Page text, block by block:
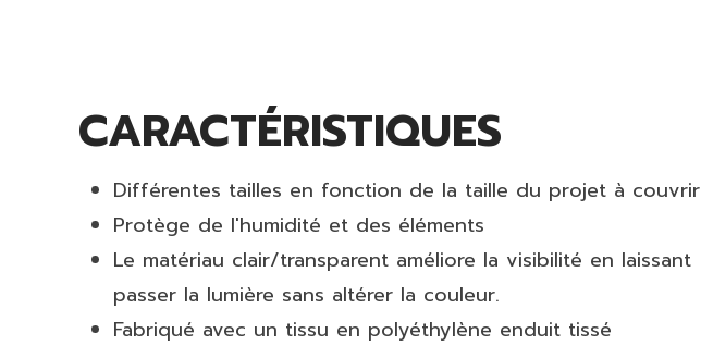
CARACTÉRISTIQUES
Différentes tailles en fonction de la taille du projet à couvrir
Protège de l'humidité et des éléments
Le matériau clair/transparent améliore la visibilité en laissant
passer la lumière sans altérer la couleur.
Fabriqué avec un tissu en polyéthylène enduit tissé